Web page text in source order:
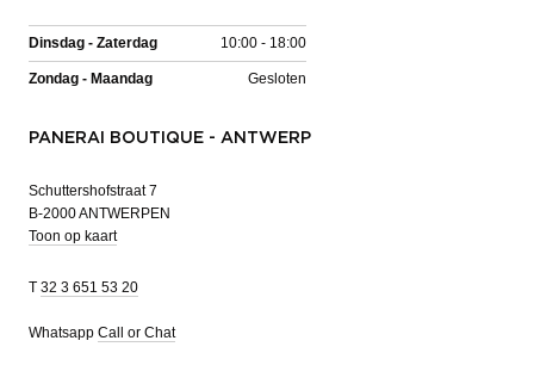
Dinsdag - Zaterdag 10:00 - 18:00
Zondag - Maandag Gesloten
PANERAI BOUTIQUE - ANTWERP
Schuttershofstraat 7
B-2000 ANTWERPEN
Toon op kaart
T 32 3 651 53 20
Whatsapp Call or Chat